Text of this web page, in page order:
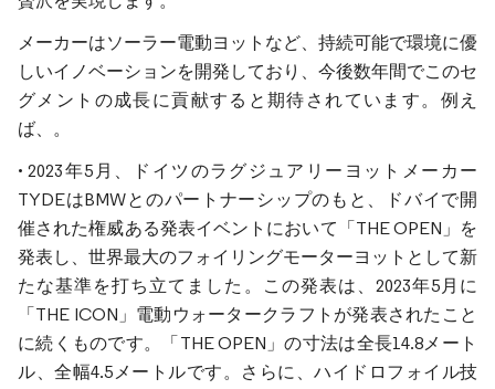
メーカーはソーラー電動ヨットなど、持続可能で環境に優
しいイノベーションを開発しており、今後数年間でこのセ
グメントの成長に貢献すると期待されています。例え
ば、。
• 2023年5月、ドイツのラグジュアリーヨットメーカー
TYDEはBMWとのパートナーシップのもと、ドバイで開
催された権威ある発表イベントにおいて「THE OPEN」を
発表し、世界最大のフォイリングモーターヨットとして新
たな基準を打ち立てました。この発表は、2023年5月に
「THE ICON」電動ウォータークラフトが発表されたこと
に続くものです。「THE OPEN」の寸法は全長14.8メート
ル、全幅4.5メートルです。さらに、ハイドロフォイル技